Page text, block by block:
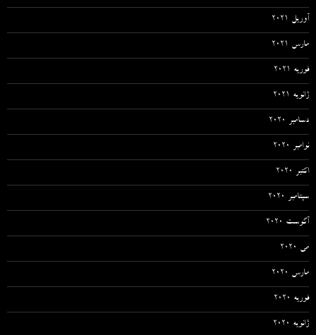
آوریل 2021
مارس 2021
فوریه 2021
ژانویه 2021
دسامبر 2020
نوامبر 2020
اکتبر 2020
سپتامبر 2020
آگوست 2020
می 2020
مارس 2020
فوریه 2020
ژانویه 2020